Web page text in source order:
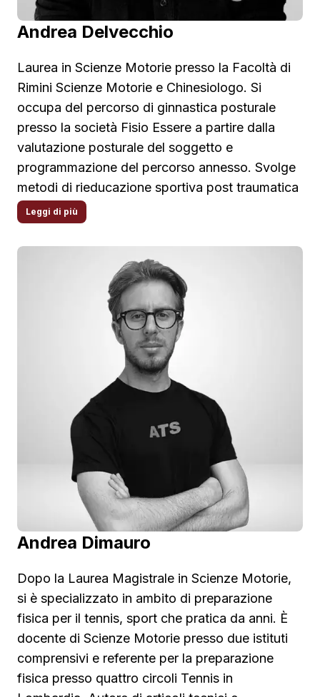
Andrea Delvecchio
Laurea in Scienze Motorie presso la Facoltà di
Rimini Scienze Motorie e Chinesiologo. Si
occupa del percorso di ginnastica posturale
presso la società Fisio Essere a partire dalla
valutazione posturale del soggetto e
programmazione del percorso annesso. Svolge
metodi di rieducazione sportiva post traumatica
di cui la parte specifica di riatletizzazione.
Leggi di più
Andrea Dimauro
Dopo la Laurea Magistrale in Scienze Motorie,
si è specializzato in ambito di preparazione
fisica per il tennis, sport che pratica da anni. È
docente di Scienze Motorie presso due istituti
comprensivi e referente per la preparazione
fisica presso quattro circoli Tennis in